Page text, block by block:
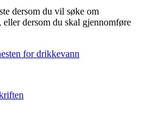
dersom du vil søke om
dersom du skal gjennomføre
for drikkevann